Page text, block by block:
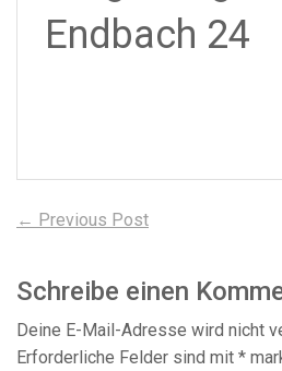
Endbach 24
Beitragsnavigation
← Previous PostPrevious
Schreibe einen
Deine E-Mail-Adresse wird nicht
Erforderliche Felder sind mit *